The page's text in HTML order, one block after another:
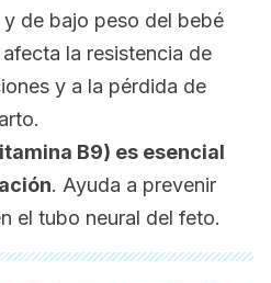
de bajo peso del bebé
la resistencia de
y a la pérdida de
B9) es esencial
. Ayuda a prevenir
el tubo neural del feto.